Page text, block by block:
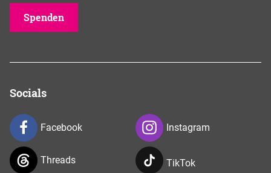
Spenden
Socials
Facebook Instagram
Threads TikTok